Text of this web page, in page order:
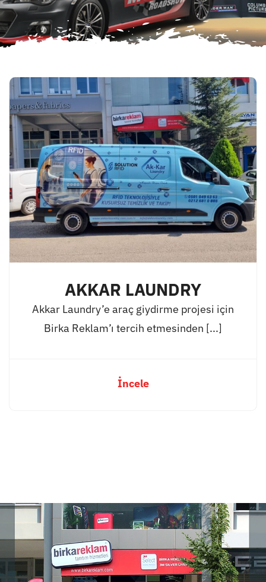
AKKAR LAUNDRY
Akkar Laundry’e araç giydirme projesi için
Birka Reklam’ı tercih etmesinden [...]
İncele